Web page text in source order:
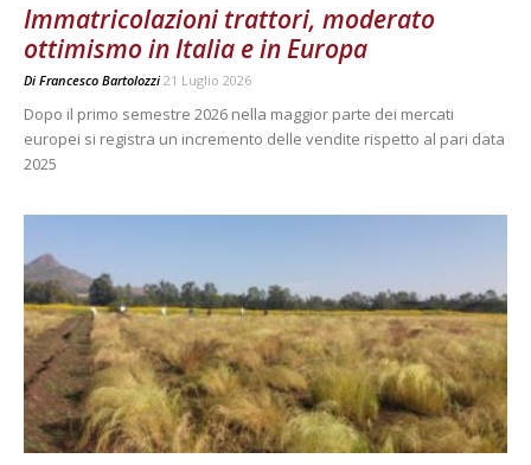
Immatricolazioni trattori, moderato
ottimismo in Italia e in Europa
Di Francesco Bartolozzi 21 Luglio 2026
Dopo il primo semestre 2026 nella maggior parte dei mercati
europei si registra un incremento delle vendite rispetto al pari data
2025